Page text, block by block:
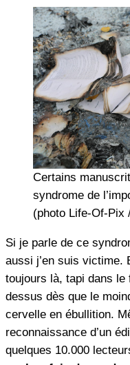
Certains
syndrome de
(photo Life-Of-Pix
Si je parle de ce
aussi j’en suis victime.
toujours là, tapi dans le
dessus dès que le
cervelle en ébullition.
reconnaissance d’un
quelques 10.000